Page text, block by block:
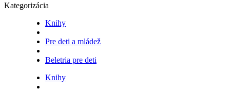
Kategorizácia
Knihy
Pre deti a mládež
Beletria pre deti
Knihy